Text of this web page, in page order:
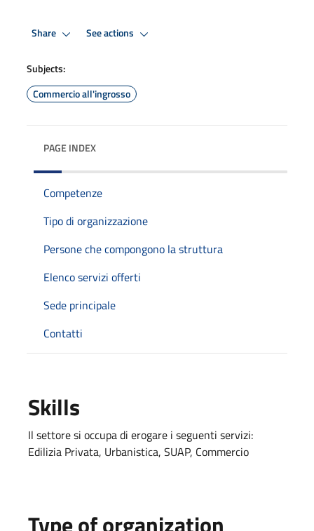
Share See actions
Subjects:
Commercio all'ingrosso
PAGE INDEX
Competenze
Tipo di organizzazione
Persone che compongono la struttura
Elenco servizi offerti
Sede principale
Contatti
Skills
Il settore si occupa di erogare i seguenti servizi:
Edilizia Privata, Urbanistica, SUAP, Commercio